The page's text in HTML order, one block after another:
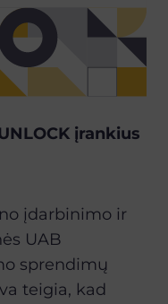
įrankius
įdarbinimo ir
ės UAB
sprendimų
teigia, kad